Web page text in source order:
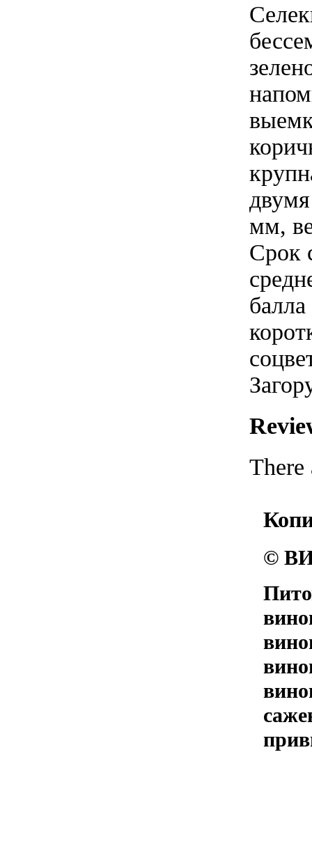
мм,
Срок
There
©